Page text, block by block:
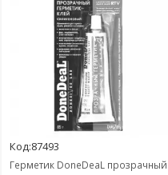
Код:87493
Герметик DoneDeaL прозрачный